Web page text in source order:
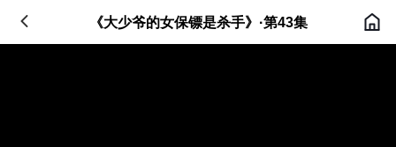
《大少爷的女保镖是杀手》·第43集